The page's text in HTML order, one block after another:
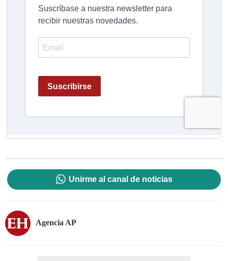
Unirme al canal de noticias
Agencia AP